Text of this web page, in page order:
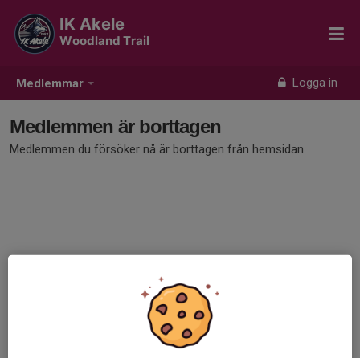
Medlemmar Logga in
IK Akele
Woodland Trail
Medlemmen är borttagen
Medlemmen du försöker nå är borttagen från hemsidan.